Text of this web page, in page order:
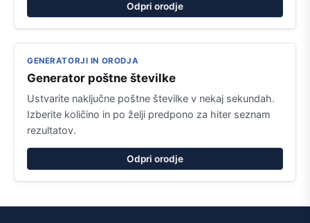
Odpri orodje
GENERATORJI IN ORODJA
Generator poštne številke
Ustvarite naključne poštne številke v nekaj sekundah.
Izberite količino in po želji predpono za hiter seznam
rezultatov.
Odpri orodje